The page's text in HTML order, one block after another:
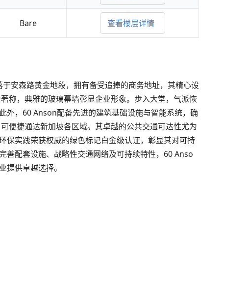
Bare 查看楼层详情
安森路黄金地段，拥有备受追捧的商务地址，其精心设
称，典雅的玻璃幕墙彰显企业形象。步入大堂，气派恢
外，60 Anson配备先进的建筑基础设施与智能系统，确
便捷通达新加坡各区域。其卓越的公共交通可达性尤为
实践荣获权威的绿色标记白金级认证，彰显其对可持
善配套设施、战略性交通网络及可持续特性，60 Anso
供卓越选择。